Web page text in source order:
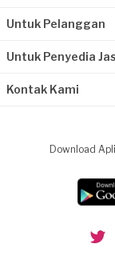
Untuk Pelanggan
Untuk Penyedia
Kontak Kami
Download